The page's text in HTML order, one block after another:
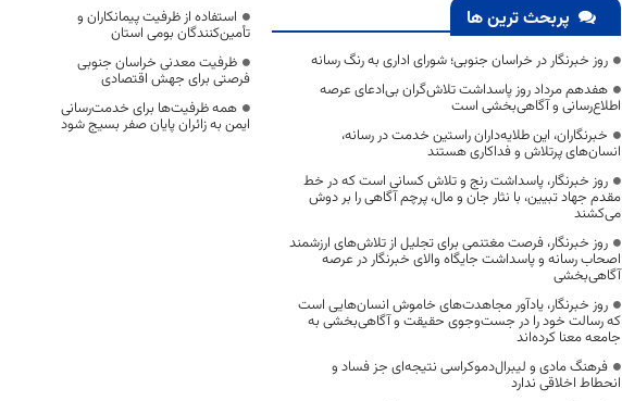
پربحث ترین ها
روز خبرنگار در خراسان جنوبی؛ شورای اداری به رنگ رسانه
هفدهم مرداد روز پاسداشت تلاش‌گران بی‌ادعای عرصه
اطلاع‌رسانی و آگاهی‌بخشی است
خبرنگاران، این طلایه‌داران راستین خدمت در رسانه،
انسان‌های پرتلاش و فداکاری هستند
روز خبرنگار، پاسداشت رنج و تلاش کسانی است که در خط
مقدم جهاد تبیین، با نثار جان و مال، پرچم آگاهی را بر دوش
می‌کشند
روز خبرنگار، فرصت مغتنمی برای تجلیل از تلاش‌های ارزشمند
اصحاب رسانه و پاسداشت جایگاه والای خبرنگار در عرصه
آگاهی‌بخشی
روز خبرنگار، یادآور مجاهدت‌های خاموش انسان‌هایی است
که رسالت خود را در جست‌وجوی حقیقت و آگاهی‌بخشی به
جامعه معنا کرده‌اند
فرهنگ مادی و لیبرال‌دموکراسی نتیجه‌ای جز فساد و
انحطاط اخلاقی ندارد
استفاده از ظرفیت پیمانکاران و
تأمین‌کنندگان بومی استان
ظرفیت معدنی خراسان جنوبی
فرصتی برای جهش اقتصادی
همه ظرفیت‌ها برای خدمت‌رسانی
ایمن به زائران پایان صفر بسیج شود